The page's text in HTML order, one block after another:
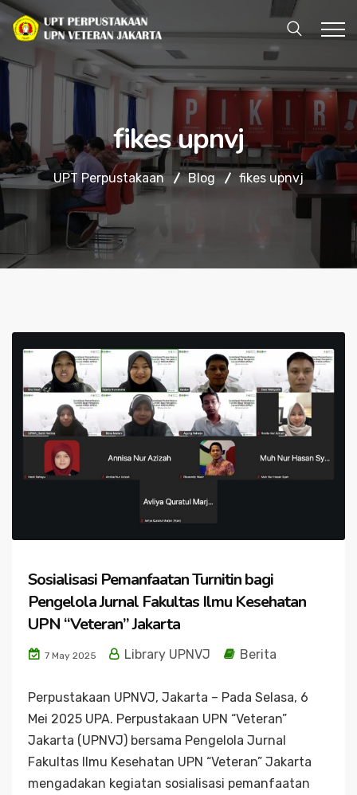
fikes upnvj
UPT Perpustakaan Blog fikes upnvj
Sosialisasi Pemanfaatan Turnitin bagi
Pengelola Jurnal Fakultas Ilmu Kesehatan
UPN “Veteran” Jakarta
7 May 2025 Library UPNVJ Berita
Perpustakaan UPNVJ, Jakarta – Pada Selasa, 6
Mei 2025 UPA. Perpustakaan UPN “Veteran”
Jakarta (UPNVJ) bersama Pengelola Jurnal
Fakultas Ilmu Kesehatan UPN “Veteran” Jakarta
mengadakan kegiatan sosialisasi pemanfaatan